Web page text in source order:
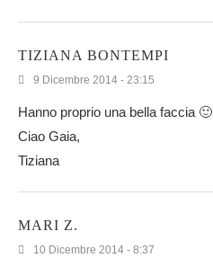
TIZIANA BONTEMPI
9 Dicembre 2014 - 23:15
Hanno proprio una bella faccia 🙂
Ciao Gaia,
Tiziana
MARI Z.
10 Dicembre 2014 - 8:37